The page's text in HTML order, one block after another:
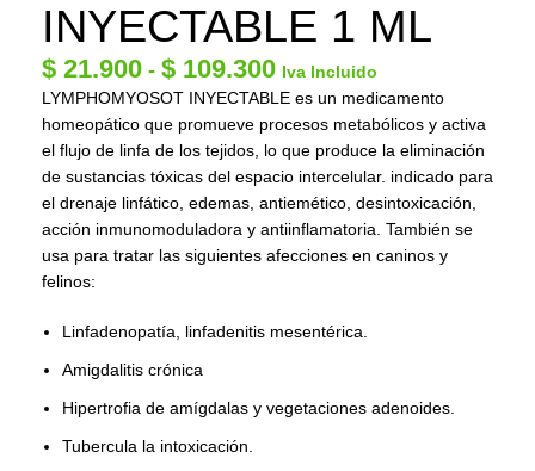
INYECTABLE 1 ML
$ 21.900 - $ 109.300 Iva Incluido
LYMPHOMYOSOT INYECTABLE es un medicamento
homeopático que promueve procesos metabólicos y activa
el flujo de linfa de los tejidos, lo que produce la eliminación
de sustancias tóxicas del espacio intercelular. indicado para
el drenaje linfático, edemas, antiemético, desintoxicación,
acción inmunomoduladora y antiinflamatoria. También se
usa para tratar las siguientes afecciones en caninos y
felinos:
Linfadenopatía, linfadenitis mesentérica.
Amigdalitis crónica
Hipertrofia de amígdalas y vegetaciones adenoides.
Tubercula la intoxicación.